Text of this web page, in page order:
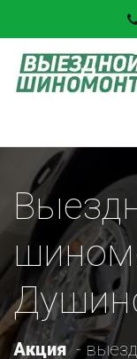
Акция - выезд